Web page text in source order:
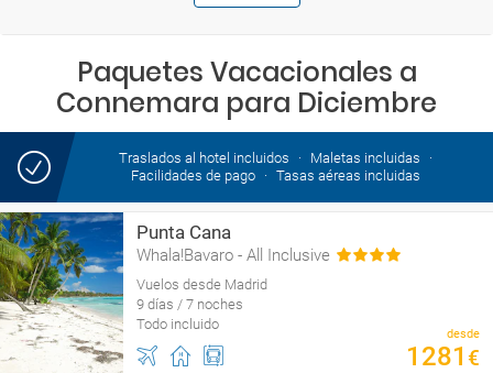
Paquetes Vacacionales a
Connemara para Diciembre
Traslados al hotel incluidos
Maletas incluidas
Facilidades de pago
Tasas aéreas incluidas
Punta Cana
Whala!Bavaro - All Inclusive
Vuelos desde Madrid
9 días / 7 noches
Todo incluido
desde
1281 €